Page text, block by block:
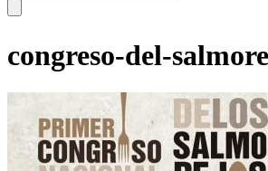
congreso-del-